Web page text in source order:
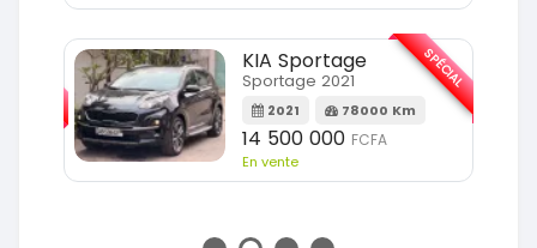
KIA Sportage
Sportage 2021
2021 78000 Km
14 500 000 FCFA
En vente
SPÉCIAL